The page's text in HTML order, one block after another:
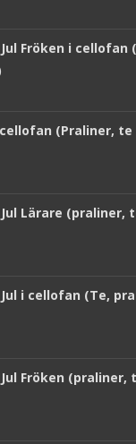
Fröken i cellofan
(Praliner, te
Lärare (praliner,
i cellofan (Te,
Fröken (praliner,